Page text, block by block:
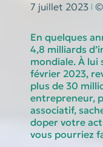
7 juillet 2023 ©
En quelques
4,8 milliards
mondiale. À lui
février 2023,
plus de 30
entrepreneur,
associatif,
doper votre
vous pourriez